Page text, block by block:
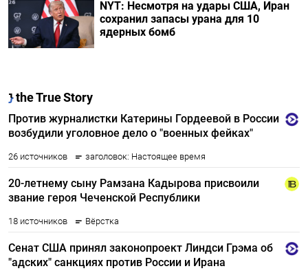
NYT: Несмотря на удары США, Иран
сохранил запасы урана для 10
ядерных бомб